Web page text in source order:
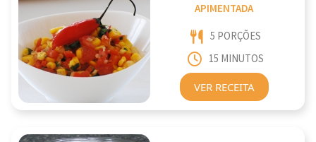
APIMENTADA
5 PORÇÕES
15 MINUTOS
VER RECEITA